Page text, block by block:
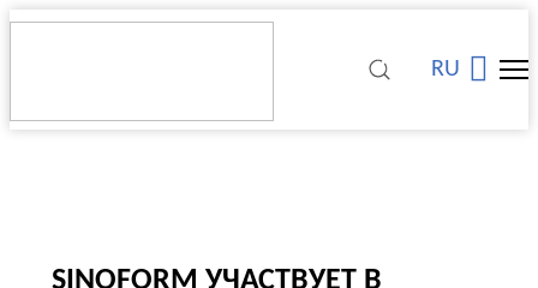
RU
SINOFORM УЧАСТВУЕТ В